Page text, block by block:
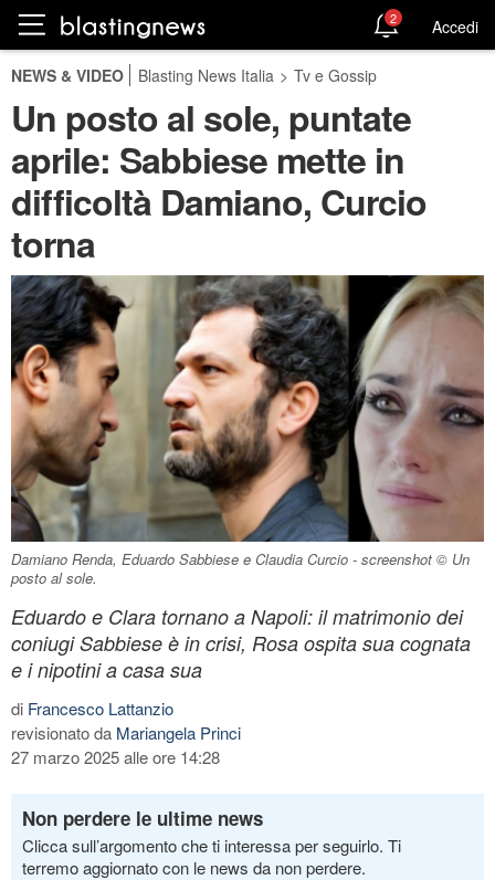
2 Accedi
NEWS & VIDEO Blasting News Italia > Tv e Gossip
Un posto al sole, puntate
aprile: Sabbiese mette in
difficoltà Damiano, Curcio
torna
Damiano Renda, Eduardo Sabbiese e Claudia Curcio - screenshot © Un
posto al sole.
Eduardo e Clara tornano a Napoli: il matrimonio dei
coniugi Sabbiese è in crisi, Rosa ospita sua cognata
e i nipotini a casa sua
di Francesco Lattanzio
revisionato da Mariangela Princi
27 marzo 2025 alle ore 14:28
Non perdere le ultime news
Clicca sull’argomento che ti interessa per seguirlo. Ti
terremo aggiornato con le news da non perdere.